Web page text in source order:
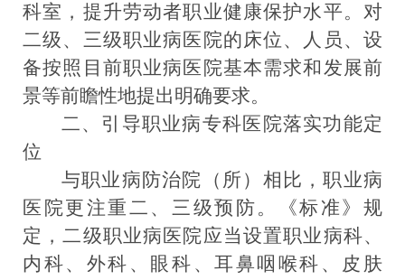
科室 ， 提升劳动者职业健康保护水平。对
二级、三级职业病医院的床位、人员、设
备按照目前职业病医院基本需求和发展前
景等前瞻性地提出明确要求。
二、 引导职业病专科医院落实功能定
位
与职业病防治院（所）相比，职业病
医院更注重二、三级预防。
《标准》规
定，二级职业病医院应当设置职业病科、
内科、外科、眼科、耳鼻咽喉科、皮肤